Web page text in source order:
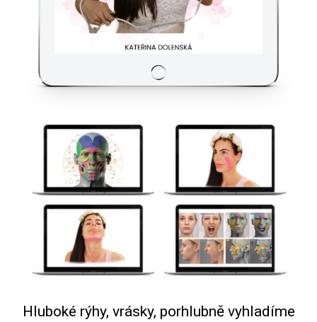
Hluboké rýhy, vrásky, porhlubně vyhladíme